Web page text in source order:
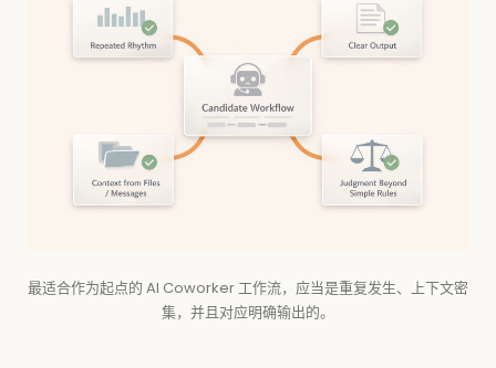
最适合作为起点的 AI Coworker 工作流，应当是重复发生、上下文密
集，并且对应明确输出的。